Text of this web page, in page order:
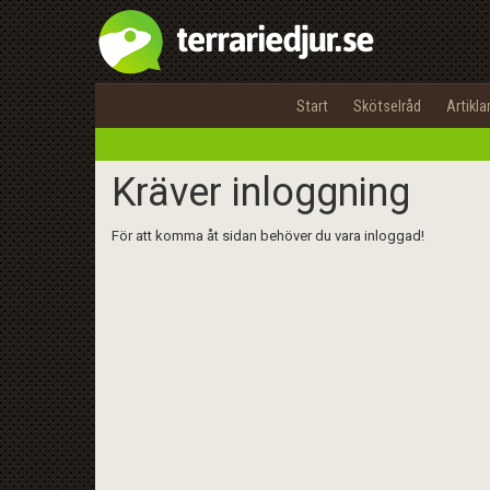
Start Skötselråd Artiklar
Kräver inloggning
För att komma åt sidan behöver du vara inloggad!